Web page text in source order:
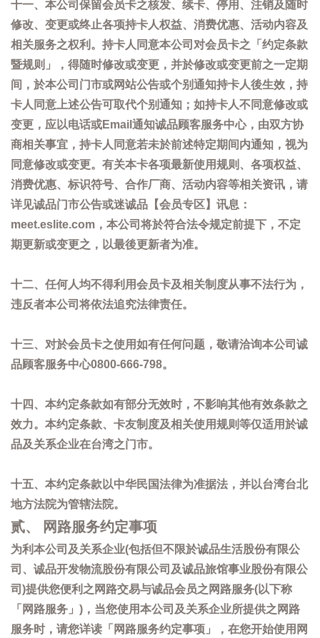
十一、本公司保留会员卡之核发、续卡、停用、注销及随时
修改、变更或终止各项持卡人权益、消费优惠、活动内容及
相关服务之权利。持卡人同意本公司对会员卡之「约定条款
暨规则」，得随时修改或变更，并於修改或变更前之一定期
间，於本公司门市或网站公告或个别通知持卡人後生效，持
卡人同意上述公告可取代个别通知；如持卡人不同意修改或
变更，应以电话或Email通知诚品顾客服务中心，由双方协
商相关事宜，持卡人同意若未於前述特定期间内通知，视为
同意修改或变更。有关本卡各项最新使用规则、各项权益、
消费优惠、标识符号、合作厂商、活动内容等相关资讯，请
详见诚品门市公告或迷诚品【会员专区】讯息：
meet.eslite.com，本公司将於符合法令规定前提下，不定
期更新或变更之，以最後更新者为准。
十二、任何人均不得利用会员卡及相关制度从事不法行为，
违反者本公司将依法追究法律责任。
十三、对於会员卡之使用如有任何问题，敬请洽询本公司诚
品顾客服务中心0800-666-798。
十四、本约定条款如有部分无效时，不影响其他有效条款之
效力。本约定条款、卡友制度及相关使用规则等仅适用於诚
品及关系企业在台湾之门市。
十五、本约定条款以中华民国法律为准据法，并以台湾台北
地方法院为管辖法院。
贰、 网路服务约定事项
为利本公司及关系企业(包括但不限於诚品生活股份有限公
司、诚品开发物流股份有限公司及诚品旅馆事业股份有限公
司)提供您便利之网路交易与诚品会员之网路服务(以下称
「网路服务」)，当您使用本公司及关系企业所提供之网路
服务时，请您详读「网路服务约定事项」，在您开始使用网